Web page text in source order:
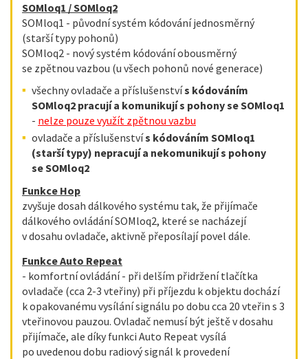
SOMloq1 / SOMloq2
SOMloq1 - původní systém kódování jednosměrný
(starší typy pohonů)
SOMloq2 - nový systém kódování obousměrný
se zpětnou vazbou (u všech pohonů nové generace)
všechny ovladače a příslušenstvís kódováním
SOMloq2 pracují a komunikují s pohony se SOMloq1
- nelze pouze využít zpětnou vazbu
ovladače a příslušenstvís kódováním SOMloq1
(starší typy) nepracují a nekomunikují s pohony
se SOMloq2
Funkce Hop
zvyšuje dosah dálkového systému tak, že přijímače
dálkového ovládání SOMloq2, které se nacházejí
v dosahu ovladače, aktivně přeposílají povel dále.
Funkce Auto Repeat
- komfortní ovládání - při delším přidržení tlačítka
ovladače (cca 2-3 vteřiny) při příjezdu k objektu dochází
k opakovanému vysílání signálu po dobu cca 20 vteřin s 3
vteřinovou pauzou. Ovladač nemusí být ještě v dosahu
přijímače, ale díky funkci Auto Repeat vysílá
po uvedenou dobu radiový signál k provedení